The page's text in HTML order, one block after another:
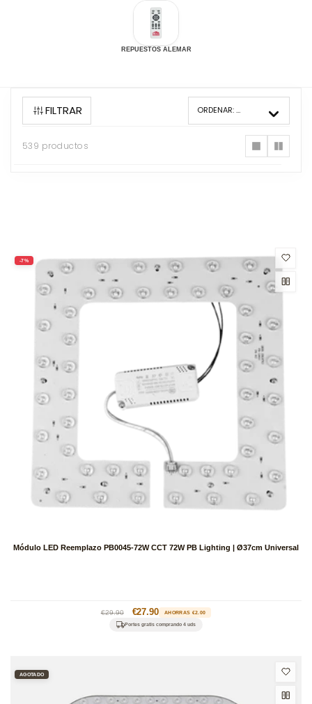
REPUESTOS ALEMAR
FILTRAR ORDENAR:
MÁS VENDIDOS
539 productos
-7%
Módulo LED Reemplazo PB0045-72W CCT 72W PB Lighting | Ø37cm Universal
Precio
habitual
€29.90
Precio
de
€27.90 AHORRAS €2.00
Portes gratis comprando 4 uds
AGOTADO